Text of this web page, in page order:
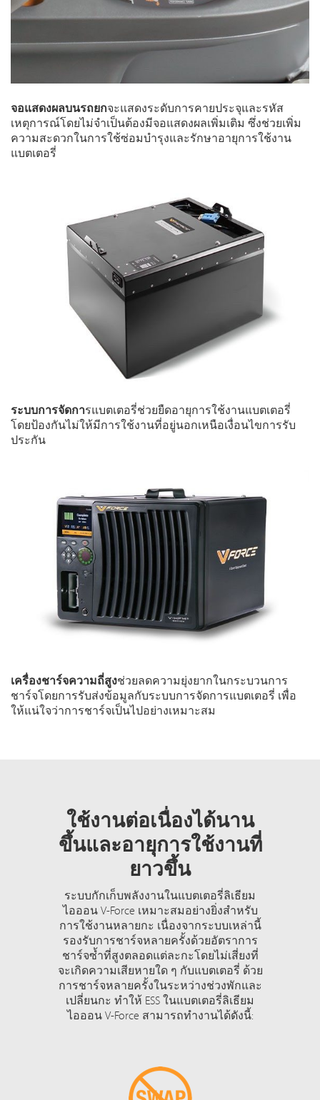
จอแสดงผลบนรถยกจะแสดงระดับการคายประจุและรหัส
เหตุการณ์โดยไม่จำเป็นต้องมีจอแสดงผลเพิ่มเติม ซึ่งช่วยเพิ่ม
ความสะดวกในการใช้ซ่อมบำรุงและรักษาอายุการใช้งาน
แบตเตอรี่
ระบบการจัดการแบตเตอรี่ช่วยยืดอายุการใช้งานแบตเตอรี่
โดยป้องกันไม่ให้มีการใช้งานที่อยู่นอกเหนือเงื่อนไขการรับ
ประกัน
เครื่องชาร์จความถี่สูงช่วยลดความยุ่งยากในกระบวนการ
ชาร์จโดยการรับส่งข้อมูลกับระบบการจัดการแบตเตอรี่ เพื่อ
ให้แน่ใจว่าการชาร์จเป็นไปอย่างเหมาะสม
ใช้งานต่อเนื่องได้นาน
ขึ้นและอายุการใช้งานที่
ยาวขึ้น
ระบบกักเก็บพลังงานในแบตเตอรี่ลิเธียม
ไอออน V-Force เหมาะสมอย่างยิ่งสำหรับ
การใช้งานหลายกะ เนื่องจากระบบเหล่านี้
รองรับการชาร์จหลายครั้งด้วยอัตราการ
ชาร์จซ้ำที่สูงตลอดแต่ละกะโดยไม่เสี่ยงที่
จะเกิดความเสียหายใด ๆ กับแบตเตอรี่ ด้วย
การชาร์จหลายครั้งในระหว่างช่วงพักและ
เปลี่ยนกะ ทำให้ ESS ในแบตเตอรี่ลิเธียม
ไอออน V-Force สามารถทำงานได้ดังนี้: